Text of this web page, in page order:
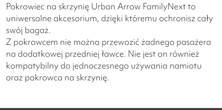
Pokrowiec na skrzynię Urban Arrow FamilyNext to
uniwersalne akcesorium, dzięki któremu ochronisz cały
swój bagaż.
Z pokrowcem nie można przewozić żadnego pasażera
na dodatkowej przedniej ławce. Nie jest on również
kompatybilny do jednoczesnego używania namiotu
oraz pokrowca na skrzynię.